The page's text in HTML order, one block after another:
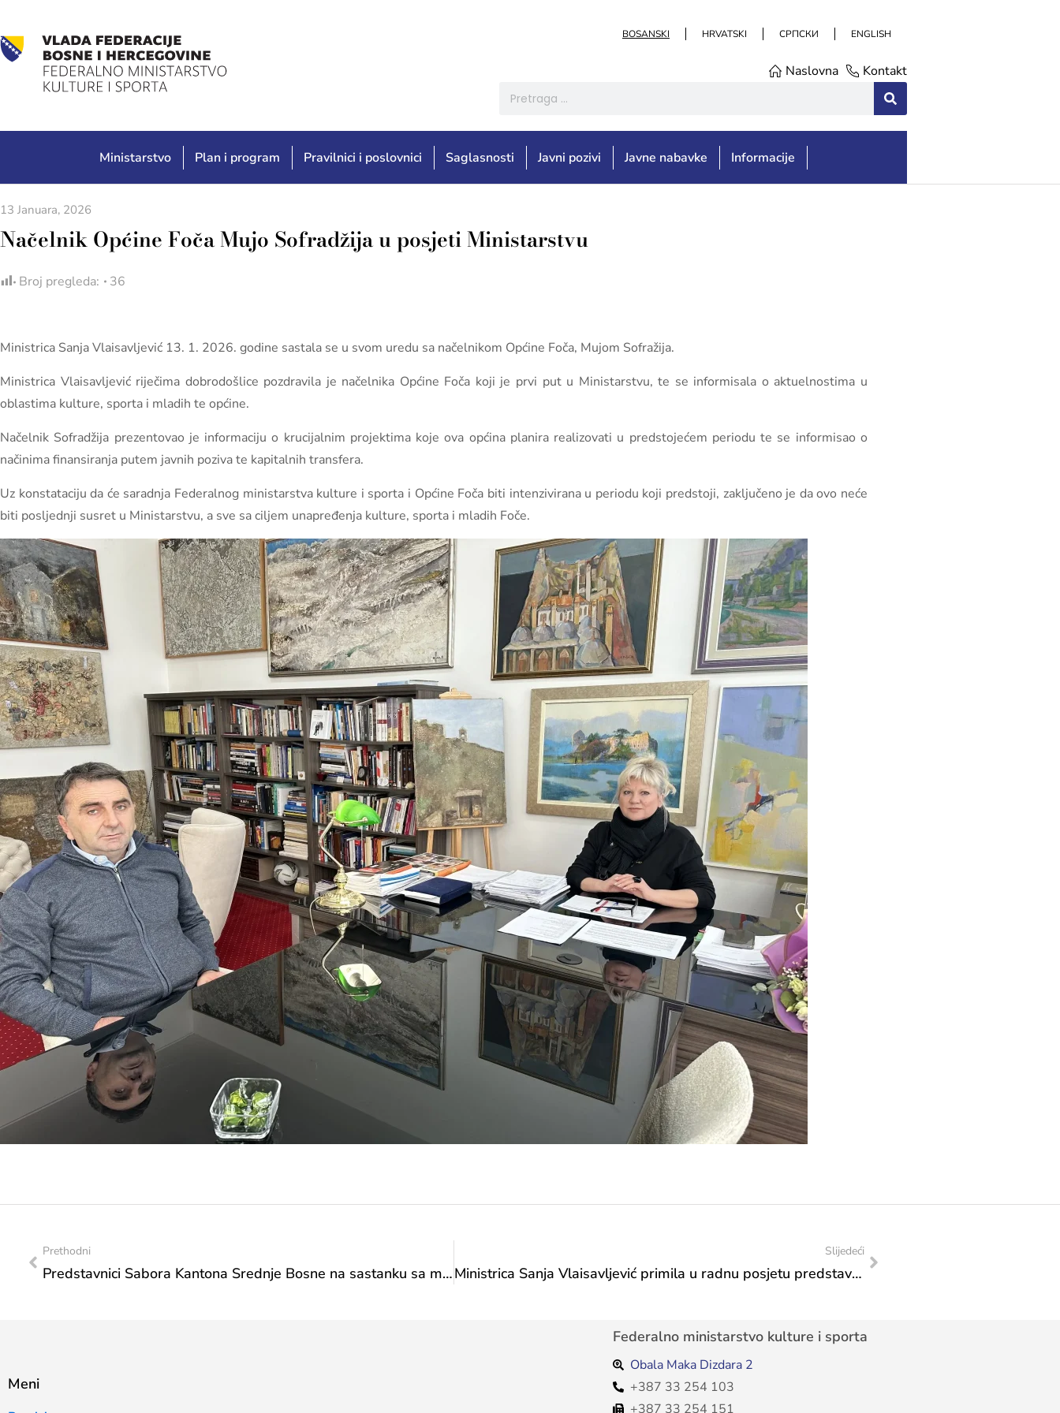
BOSANSKI HRVATSKI СРПСКИ ENGLISH
Naslovna Kontakt
Ministarstvo Plan i program Pravilnici i poslovnici Saglasnosti Javni pozivi Javne nabavke Informacije
13 Januara, 2026
Načelnik Općine Foča Mujo Sofradžija u posjeti Ministarstvu
Broj pregleda: 36
Ministrica Sanja Vlaisavljević 13. 1. 2026. godine sastala se u svom uredu sa načelnikom Općine Foča, Mujom Sofražija.
Ministrica Vlaisavljević riječima dobrodošlice pozdravila je načelnika Općine Foča koji je prvi put u Ministarstvu, te se informisala o aktuelnostima u
oblastima kulture, sporta i mladih te općine.
Načelnik Sofradžija prezentovao je informaciju o krucijalnim projektima koje ova općina planira realizovati u predstojećem periodu te se informisao o
načinima finansiranja putem javnih poziva te kapitalnih transfera.
Uz konstataciju da će saradnja Federalnog ministarstva kulture i sporta i Općine Foča biti intenzivirana u periodu koji predstoji, zaključeno je da ovo neće
biti posljednji susret u Ministarstvu, a sve sa ciljem unapređenja kulture, sporta i mladih Foče.
Prethodni
Predstavnici Sabora Kantona Srednje Bosne na sastanku sa ministricom Sanjom Vlaisavljević
Slijedeći
Ministrica Sanja Vlaisavljević primila u radnu posjetu predstavnike Pravnog fakulteta Univerziteta u Tuzli
Meni
Federalno ministarstvo kulture i sporta
Obala Maka Dizdara 2
+387 33 254 103
+387 33 254 151